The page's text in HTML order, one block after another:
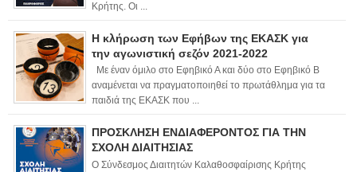
Κρήτης. Οι ...
Η κλήρωση των Εφήβων της ΕΚΑΣΚ για
την αγωνιστική σεζόν 2021-2022
Με έναν όμιλο στο Εφηβικό Α και δύο στο Εφηβικό Β
αναμένεται να πραγματοποιηθεί το πρωτάθλημα για τα
παιδιά της ΕΚΑΣΚ που ...
ΠΡΟΣΚΛΗΣΗ ΕΝΔΙΑΦΕΡΟΝΤΟΣ ΓΙΑ ΤΗΝ
ΣΧΟΛΗ ΔΙΑΙΤΗΣΙΑΣ
Ο Σύνδεσμος Διαιτητών Καλαθοσφαίρισης Κρήτης